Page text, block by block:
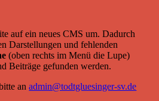
auf ein neues CMS um. Dadurch
Darstellungen und fehlenden
(oben rechts im Menü die Lupe)
Beiträge gefunden werden.
anadmin@todtgluesinger-sv.de